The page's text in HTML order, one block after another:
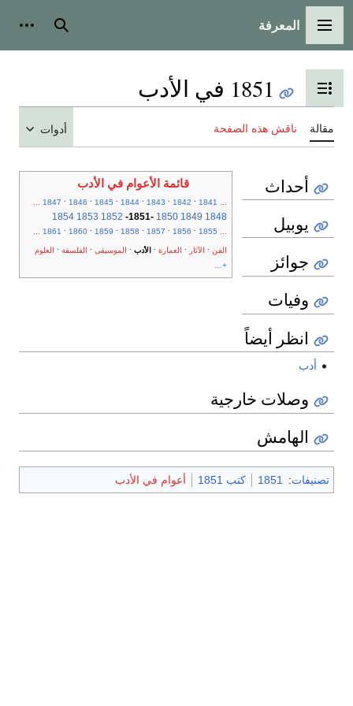
القائمة الرئيسية
المعرفة بحث
تبديل عرض جدول المحتويات
1851 في الأدب
مقالة ناقش هذه الصفحة أدوات
قائمة الأعوام في الأدب
...
1841
1842
1843
1844
1845
1846
1847
...
1848
1849
1850
-
1851
-
1852
1853
1854
...
1855
1856
1857
1858
1859
1860
1861
...
الفن الآثار العمارة الأدب الموسيقى الفلسفة
العلوم
+...
أحداث
يوبيل
جوائز
وفيات
انظر أيضاً
أدب
وصلات خارجية
الهامش
تصنيفات:
1851 كتب 1851 أعوام في الأدب